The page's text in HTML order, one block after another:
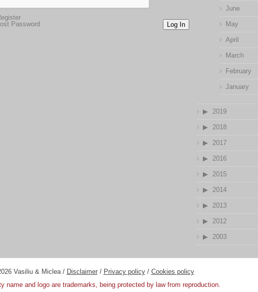
Log In
Password
June
May
April
March
February
January
2019
2018
2017
2016
2015
2014
2013
2012
2003
Vasiliu & Miclea / Disclaimer/ Privacy policy/ Cookies policy
name and logo are trademarks, being protected by law from reproduction.